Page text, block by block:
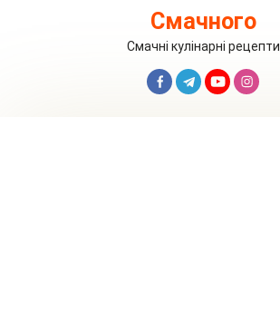
Смачного
Смачні кулінарні рецепти